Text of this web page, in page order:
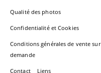
Qualité des photos
Confidentialité et Cookies
Conditions générales de vente sur
demande
Contact Liens